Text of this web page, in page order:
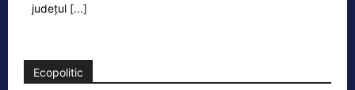
județul [...]
Ecopolitic